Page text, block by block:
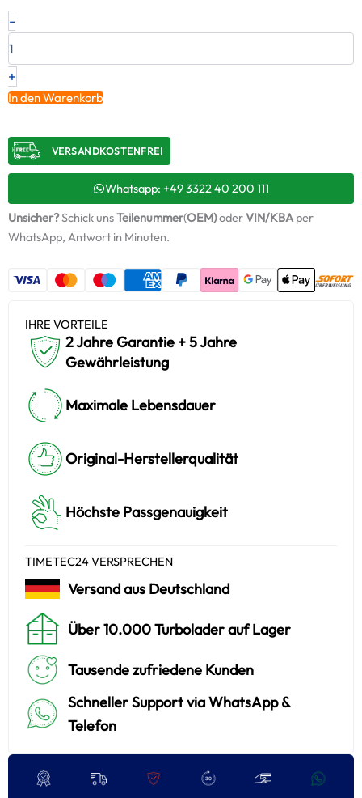
-
Neuer
Original
OPEL
SUZUKI
1.3
16V
–
55202638
54359700019
Menge
+
In den Warenkorb
VERSANDKOSTENFREI​
Whatsapp: +49 3322 40 200 111
Unsicher?Schick unsTeilenummer(OEM)oderVIN/KBAper
WhatsApp, Antwort in Minuten.
IHRE VORTEILE
2 Jahre Garantie + 5 Jahre
Gewährleistung
Maximale Lebensdauer
Original-Herstellerqualität
Höchste Passgenauigkeit
TIMETEC24 VERSPRECHEN
Versand aus Deutschland
Über 10.000 Turbolader auf Lager
Tausende zufriedene Kunden
Schneller Support via WhatsApp &
Telefon